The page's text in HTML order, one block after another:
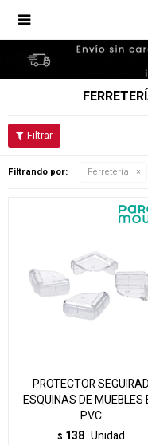

Filtrando por: Ferretería
PROTECTOR SEGUIRAD
ESQUINAS DE MUEBLES
PVC
$ 138 Unidad